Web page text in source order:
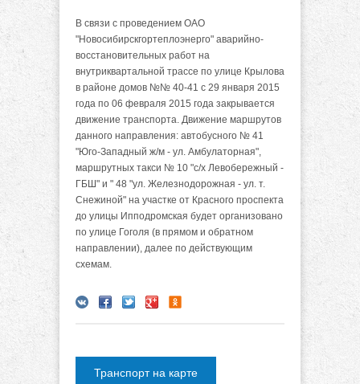
В связи с проведением ОАО
"Новосибирскгортеплоэнерго" аварийно-
восстановительных работ на
внутриквартальной трассе по улице Крылова
в районе домов №№ 40-41 с 29 января 2015
года по 06 февраля 2015 года закрывается
движение транспорта. Движение маршрутов
данного направления: автобусного № 41
"Юго-Западный ж/м - ул. Амбулаторная",
маршрутных такси № 10 "с/х Левобережный -
ГБШ" и " 48 "ул. Железнодорожная - ул. т.
Снежиной" на участке от Красного проспекта
до улицы Ипподромская будет организовано
по улице Гоголя (в прямом и обратном
направлении), далее по действующим
схемам.
Транспорт на карте